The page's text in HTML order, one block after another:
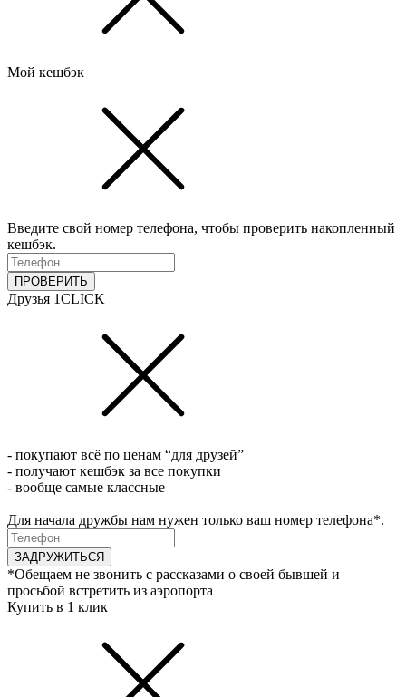
Мой кешбэк
Введите свой номер телефона, чтобы проверить накопленный
кешбэк.
ПРОВЕРИТЬ
Друзья 1CLICK
- покупают всё по ценам “для друзей”
- получают кешбэк за все покупки
- вообще самые классные
Для начала дружбы нам нужен только ваш номер телефона*.
ЗАДРУЖИТЬСЯ
*Обещаем не звонить с рассказами о своей бывшей и
просьбой встретить из аэропорта
Купить в 1 клик